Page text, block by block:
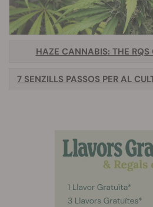
HAZE CANNABIS: THE RQS
7 SENZILLS PASSOS PER AL